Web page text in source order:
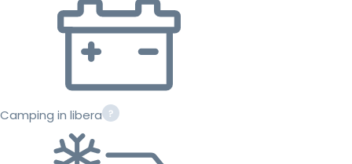
Camping in libera